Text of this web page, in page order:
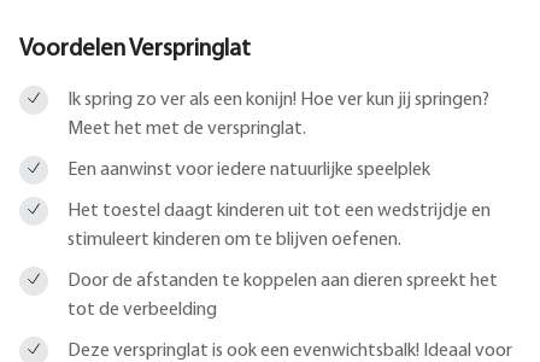
Voordelen Verspringlat
Ik spring zo ver als een konijn! Hoe ver kun jij springen?
Meet het met de verspringlat.
Een aanwinst voor iedere natuurlijke speelplek
Het toestel daagt kinderen uit tot een wedstrijdje en
stimuleert kinderen om te blijven oefenen.
Door de afstanden te koppelen aan dieren spreekt het
tot de verbeelding
Deze verspringlat is ook een evenwichtsbalk! Ideaal voor